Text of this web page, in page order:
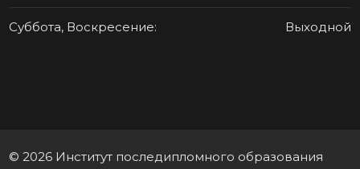
Суббота, Воскресение: Выходной
© 2026 Институт последипломного образования